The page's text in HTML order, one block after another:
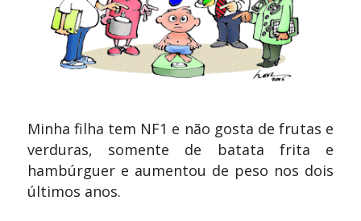
Minha filha tem NF1 e não gosta de frutas e
verduras, somente de batata frita e
hambúrguer e aumentou de peso nos dois
últimos anos.